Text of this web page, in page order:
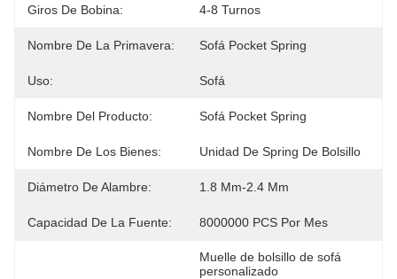
Giros De Bobina: 4-8 Turnos
Nombre De La Primavera: Sofá Pocket Spring
Uso: Sofá
Nombre Del Producto: Sofá Pocket Spring
Nombre De Los Bienes: Unidad De Spring De Bolsillo
Diámetro De Alambre: 1.8 Mm-2.4 Mm
Capacidad De La Fuente: 8000000 PCS Por Mes
Muelle de bolsillo de sofá
personalizado